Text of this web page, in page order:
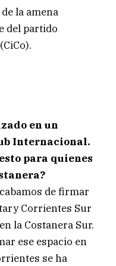
la amena
del partido
en un
Internacional.
para quienes
de firmar
Corrientes Sur
la Costanera Sur.
ese espacio en
se ha